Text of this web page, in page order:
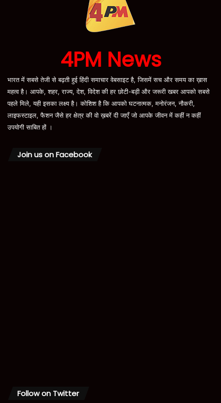
4PM News
भारत में सबसे तेजी से बढ़ती हुई हिंदी समाचार वेबसाइट है, जिसमें सच और समय का ख़ास
महत्व है। आपके, शहर, राज्य, देश, विदेश की हर छोटी-बड़ी और जरूरी खबर आपको सबसे
पहले मिले, यही इसका लक्ष्य है। कोशिश है कि आपको घटनात्मक, मनोरंजन, नौकरी,
लाइफस्टाइल, फैशन जैसे हर क्षेत्र की वो ख़बरें दी जाएँ जो आपके जीवन में कहीं न कहीं
उपयोगी साबित हों ।
Join us on Facebook
Follow on Twitter